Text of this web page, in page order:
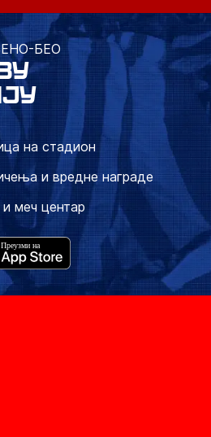
БЕО
на стадион
и вредне награде
и меч центар